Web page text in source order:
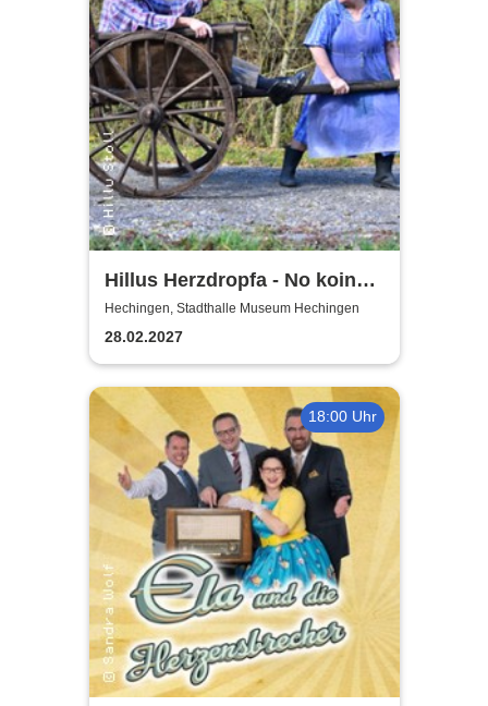
Hillus Herzdropfa - No koin
Domma an Deixl!
Hechingen, Stadthalle Museum Hechingen
28.02.2027
18:00 Uhr